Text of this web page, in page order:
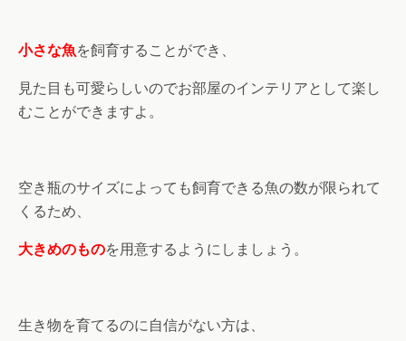
小さな魚を飼育することができ、
見た目も可愛らしいのでお部屋のインテリアとして楽し
むことができますよ。
空き瓶のサイズによっても飼育できる魚の数が限られて
くるため、
大きめのものを用意するようにしましょう。
生き物を育てるのに自信がない方は、